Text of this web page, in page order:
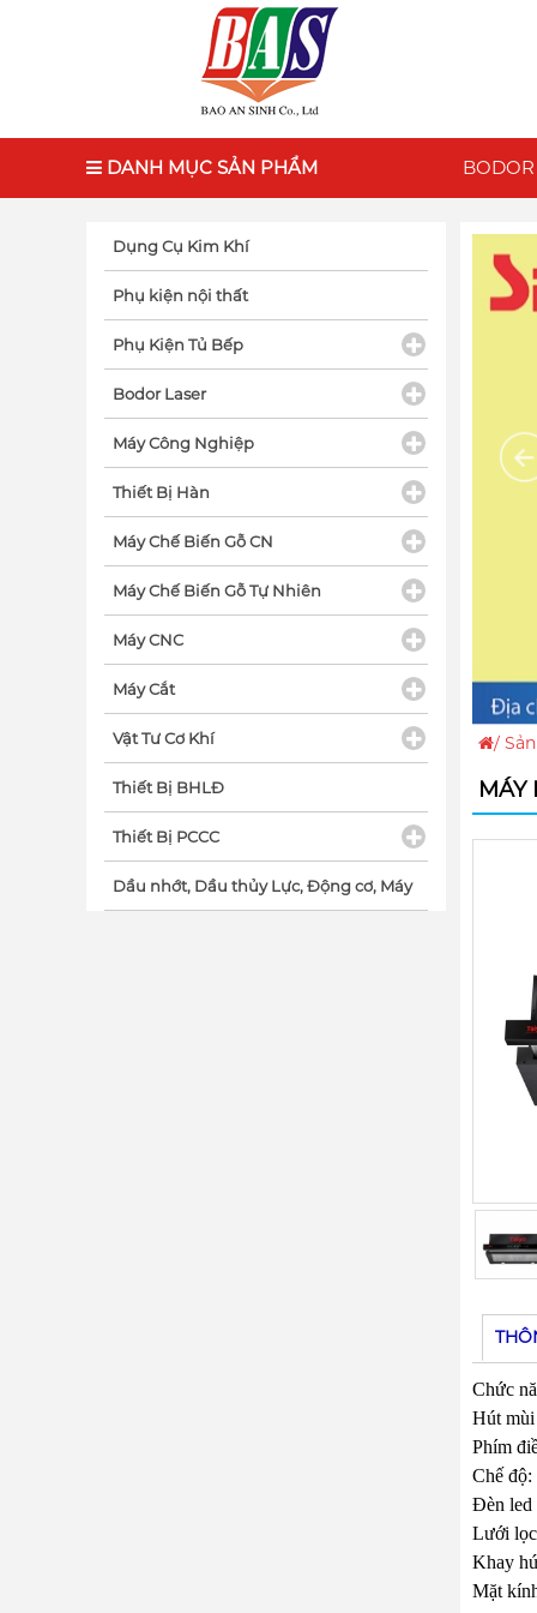
DANH MỤC SẢN PHẨM
/
MÁY
Chức
Hút mùi
Phím
Chế độ:
Đèn led
Lưới
Khay
Mặt
Dụng Cụ Kim Khí
Phụ kiện nội thất
Phụ Kiện Tủ Bếp
Bodor Laser
Máy Công Nghiệp
Thiết Bị Hàn
Máy Chế Biến Gỗ CN
Máy Chế Biến Gỗ Tự Nhiên
Máy CNC
Máy Cắt
Vật Tư Cơ Khí
Thiết Bị BHLĐ
Thiết Bị PCCC
Dầu nhớt, Dầu thủy Lực, Động cơ, Máy